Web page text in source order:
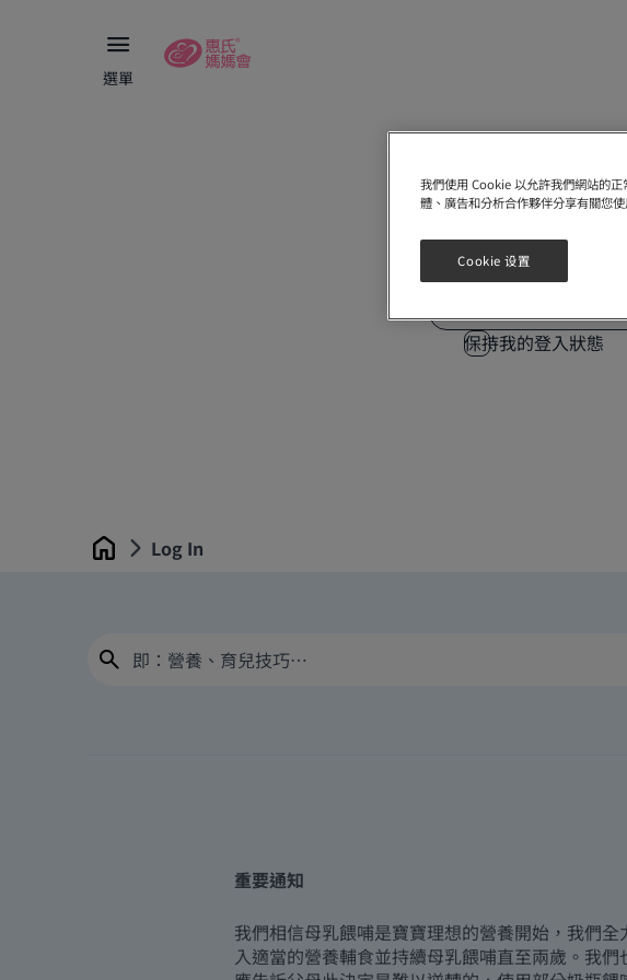
選單
密碼
保持我的登入狀態
Home Log In
重要通知
我們相信母乳餵哺是寶寶理想的營養開始，我們
入適當的營養輔食並持續母乳餵哺直至兩歲。我
我們使用 Cookie 以允許我們網站的
體、廣告和分析合作夥伴分享有關您
Cookie 设置